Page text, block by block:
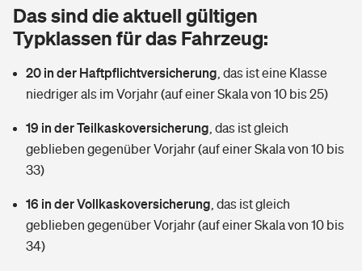
Tools
Wer versichert was: Jetzt Versicherer finden
Sie haben Fragen?
Glasversicherung
Mietkautionsversicherung
Restkreditversicherung
Tools
Kinderunfall­ver­si­che­rung
Kinderinvalidität
Reiseversicherung
Hundehalter-Haftpflicht
Handyversicherung
Dread-Disease-Versicherung
Tierkrankenversicherung
Tools
Wer versichert was: Jetzt Versicherer finden
Das sind die aktuell gültigen
Typklassen für das Fahrzeug:
20 in der Haftpflichtversicherung das ist eine Klasse
niedriger als im Vorjahr (auf einer Skala von 10 bis 25)
19 in der Teilkaskoversicherung das ist gleich
geblieben gegenüber Vorjahr (auf einer Skala von 10 bis
33)
16 in der Vollkaskoversicherung das ist gleich
geblieben gegenüber Vorjahr (auf einer Skala von 10 bis
34)